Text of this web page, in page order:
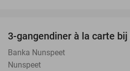
NEW
TODAY
3-gangendiner à la carte
Banka Nunspeet
Nunspeet